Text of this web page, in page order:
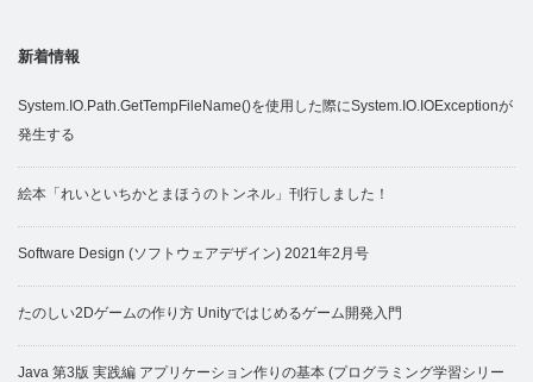
新着情報
System.IO.Path.GetTempFileName()を使用した際にSystem.IO.IOExceptionが
発生する
絵本「れいといちかとまほうのトンネル」刊行しました！
Software Design (ソフトウェアデザイン) 2021年2月号
たのしい2Dゲームの作り方 Unityではじめるゲーム開発入門
Java 第3版 実践編 アプリケーション作りの基本 (プログラミング学習シリー